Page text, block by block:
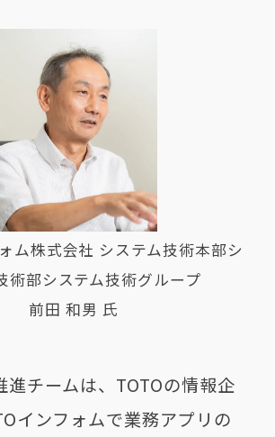
ム株式会社 システム技術本部シ
術部システム技術グループ
前田 和男 氏
進チームは、TOTOの情報企
インフォムで業務アプリの